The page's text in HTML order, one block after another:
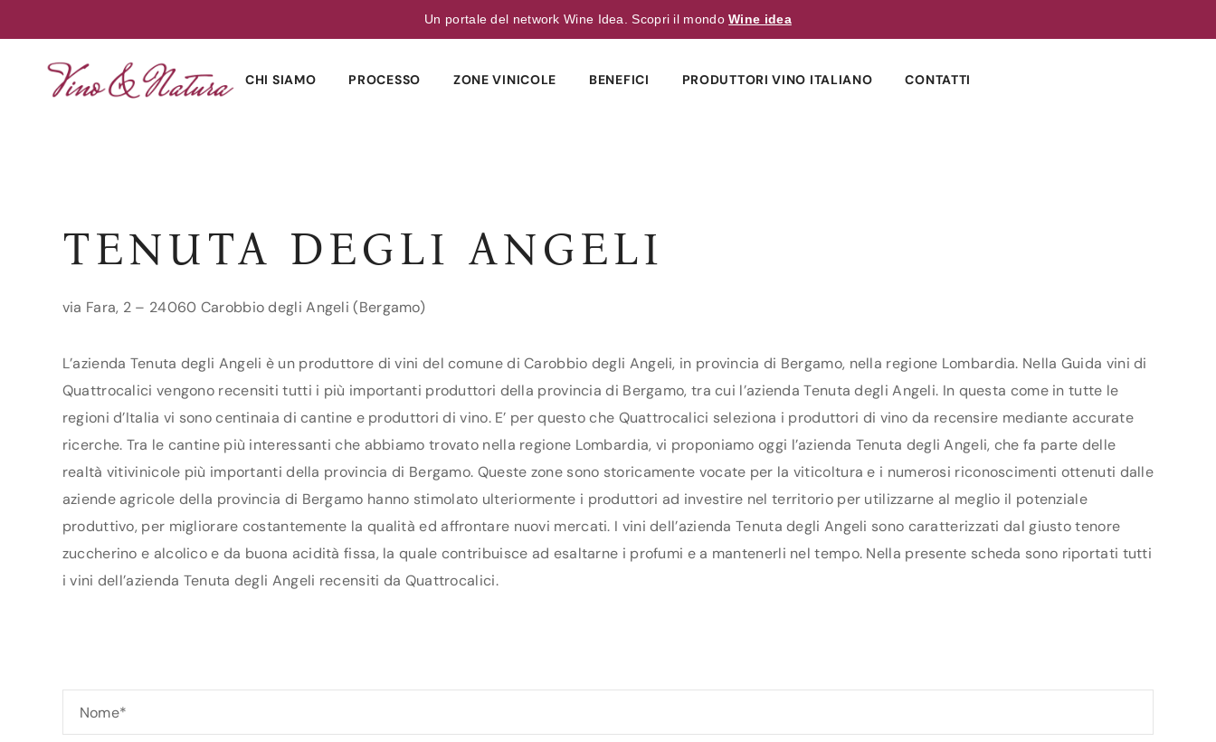
Un portale del network Wine Idea. Scopri il mondoWine idea
CHI SIAMO PROCESSO ZONE VINICOLE BENEFICI PRODUTTORI VINO ITALIANO CONTATTI
TENUTA DEGLI ANGELI
via Fara, 2 – 24060 Carobbio degli Angeli (Bergamo)
L’azienda Tenuta degli Angeli è un produttore di vini del comune di Carobbio degli Angeli, in provincia di Bergamo, nella regione Lombardia. Nella Guida vini di
Quattrocalici vengono recensiti tutti i più importanti produttori della provincia di Bergamo, tra cui l’azienda Tenuta degli Angeli. In questa come in tutte le
regioni d’Italia vi sono centinaia di cantine e produttori di vino. E’ per questo che Quattrocalici seleziona i produttori di vino da recensire mediante accurate
ricerche. Tra le cantine più interessanti che abbiamo trovato nella regione Lombardia, vi proponiamo oggi l’azienda Tenuta degli Angeli, che fa parte delle
realtà vitivinicole più importanti della provincia di Bergamo. Queste zone sono storicamente vocate per la viticoltura e i numerosi riconoscimenti ottenuti dalle
aziende agricole della provincia di Bergamo hanno stimolato ulteriormente i produttori ad investire nel territorio per utilizzarne al meglio il potenziale
produttivo, per migliorare costantemente la qualità ed affrontare nuovi mercati. I vini dell’azienda Tenuta degli Angeli sono caratterizzati dal giusto tenore
zuccherino e alcolico e da buona acidità fissa, la quale contribuisce ad esaltarne i profumi e a mantenerli nel tempo. Nella presente scheda sono riportati tutti
i vini dell’azienda Tenuta degli Angeli recensiti da Quattrocalici.